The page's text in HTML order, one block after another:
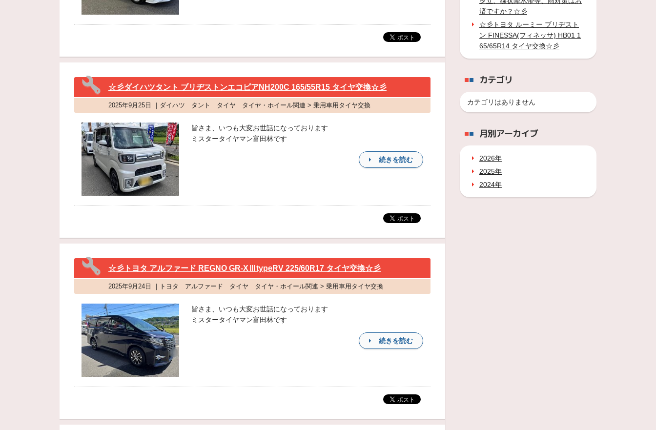
☆彡ダイハツタント ブリヂストンエコピアNH200C 165/55R15 タイヤ交換☆彡
2025年9月25日 ｜ダイハツ タント タイヤ タイヤ・ホイール関連 > 乗用車用タイヤ交換
皆さま、いつも大変お世話になっております
ミスタータイヤマン富田林です
続きを読む
☆彡トヨタ アルファード REGNO GR-XⅢtypeRV 225/60R17 タイヤ交換☆彡
2025年9月24日 ｜トヨタ アルファード タイヤ タイヤ・ホイール関連 > 乗用車用タイヤ交換
皆さま、いつも大変お世話になっております
ミスタータイヤマン富田林です
続きを読む
済ですか？☆彡
☆彡トヨタ ルーミー ブリヂスト
ン FINESSA(フィネッサ) HB01 1
65/65R14 タイヤ交換☆彡
カテゴリ
カテゴリはありません
月別アーカイブ
2026年
2025年
2024年